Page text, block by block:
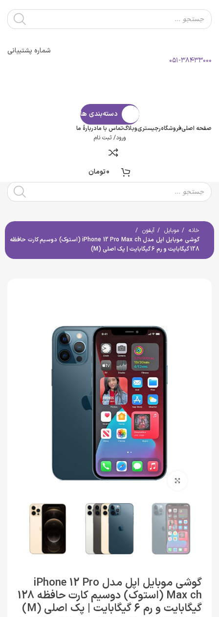
شماره پشتیبانی
۰۵۱-۳۸۴۳۳۰۰۰
دسته‌بندی ها
صفحه اصلیفروشگاهرجیستریوبلاگتماس با مادرباره‌ٔ ما
ورود/ ثبت نام
0تومان
خانه موبایل
آیفون
گوشی موبایل اپل مدل iPhone 12 Pro Max ch (استوک) دوسیم کارت حافظه
128 گیگابایت و رم 6 گیگابایت | پک اصلی (M)
برای بزرگنمایی کلیک کنید
گوشی موبایل اپل مدل iPhone 12 Pro
Max ch (استوک) دوسیم کارت حافظه 128
گیگابایت و رم 6 گیگابایت | پک اصلی (M)